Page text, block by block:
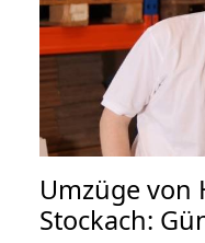
Umzüge von
Stockach: